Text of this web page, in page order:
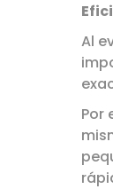
Al
Por